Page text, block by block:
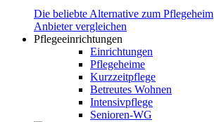
Die beliebte Alternative zum Pflegeheim
Anbieter vergleichen
Pflegeeinrichtungen
Einrichtungen
Pflegeheime
Kurzzeitpflege
Betreutes Wohnen
Intensivpflege
Senioren-WG